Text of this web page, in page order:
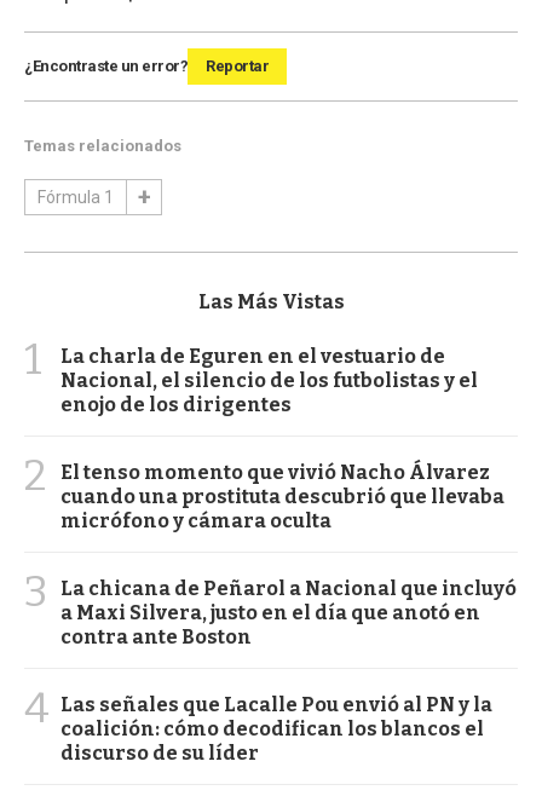
¿Encontraste un error? Reportar
Temas relacionados
Fórmula 1
Las Más Vistas
1
La charla de Eguren en el vestuario de
Nacional, el silencio de los futbolistas y el
enojo de los dirigentes
2
El tenso momento que vivió Nacho Álvarez
cuando una prostituta descubrió que llevaba
micrófono y cámara oculta
3
La chicana de Peñarol a Nacional que incluyó
a Maxi Silvera, justo en el día que anotó en
contra ante Boston
4 Las señales que Lacalle Pou envió al PN y la
coalición: cómo decodifican los blancos el
discurso de su líder